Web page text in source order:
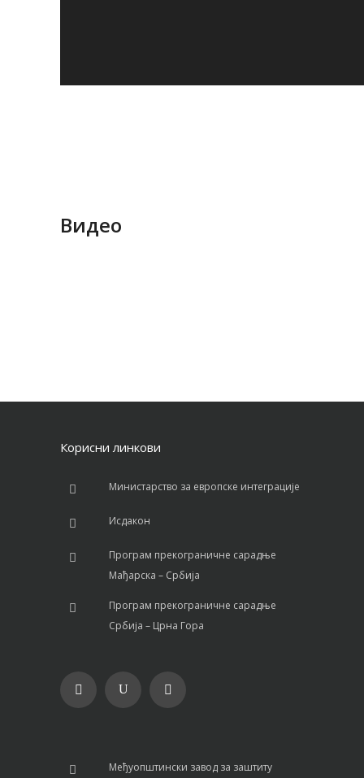
Видео
Корисни линкови
Министарство за европске интеграције
Исдакон
Програм прекограничне сарадње
Мађарска – Србија
Програм прекограничне сарадње
Србија – Црна Гора
Међуопштински завод за заштиту